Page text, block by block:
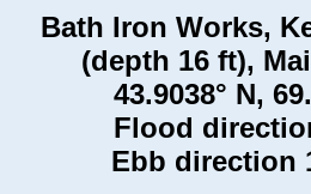
Bath Iron Works,
(depth 16 ft),
43.9038° N,
Flood
Ebb direction